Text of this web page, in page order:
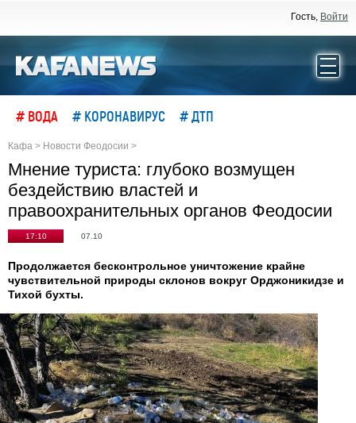
Гость, Войти
# ВОДА # КОРОНАВИРУС # ДТП
Кафа > Новости Феодосии >
Мнение туриста: глубоко возмущен
бездействию властей и
правоохранительных органов Феодосии
17:10 07.10
Продолжается бесконтрольное уничтожение крайне
чувствительной природы склонов вокруг Орджоникидзе и
Тихой бухты.